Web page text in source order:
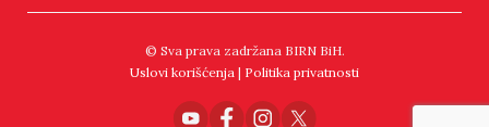
© Sva prava zadržana BIRN BiH.
Uslovi korišćenja | Politika privatnosti